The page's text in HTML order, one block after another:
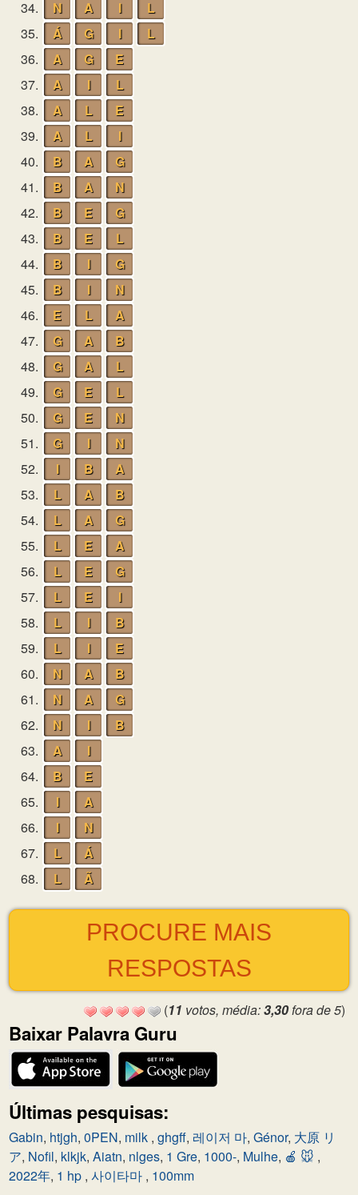
34. N A I
L
35.
Á G I
L
36.
A G
E
37.
A I
L
38.
A L
E
39.
A L
I
40.
B A
G
41.
B A
N
42.
B E
G
43.
B E
L
44.
B I
G
45.
B I
N
46.
E L
A
47.
G A
B
48.
G A
L
49.
G E
L
50.
G E
N
51.
G I
N
52.
I B
A
53.
L A
B
54.
L A
G
55.
L E
A
56.
L E
G
57.
L E
I
58.
L I
B
59.
L I
E
60.
N A
B
61.
N A
G
62.
N I
B
63.
A
I
64.
B
E
65.
I
A
66.
I
N
67.
L
Á
68.
L Ã
PROCURE MAIS
RESPOSTAS
(11 votos, média:3,30fora de 5)
Baixar Palavra Guru
Últimas pesquisas:
Gabin, htjgh, 0PEN, milk , ghgff, 레이저 마, Génor, 大原 リ
ア, Nofil, klkjk, Aiatn, nlges, 1 Gre, 1000-, Mulhe, 🍎 🐭 ,
2022年, 1 hp , 사이타마 , 100mm